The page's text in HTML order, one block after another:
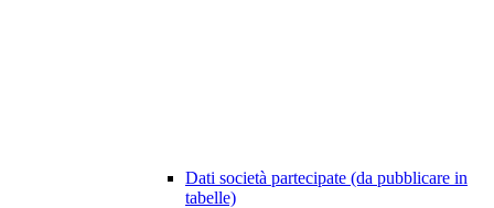
Dati società partecipate (da pubblicare in
tabelle)